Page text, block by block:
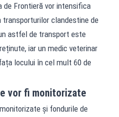
de Frontieră vor intensifica
clandestine de
astfel de transport este
iar un medic veterinar
locului în cel mult 60 de
vor fi monitorizate
și fondurile de